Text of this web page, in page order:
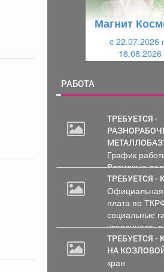
Магнит
c 22.07.2026
18.08.2026
РАБОТА
ТРЕБУЕТСЯ -
График
Возможна
ТРЕБУЕТСЯ
Официальная
плата по
социальные
уверенность
ТРЕБУЕТСЯ - КРАНОВЩИК
НА
кран